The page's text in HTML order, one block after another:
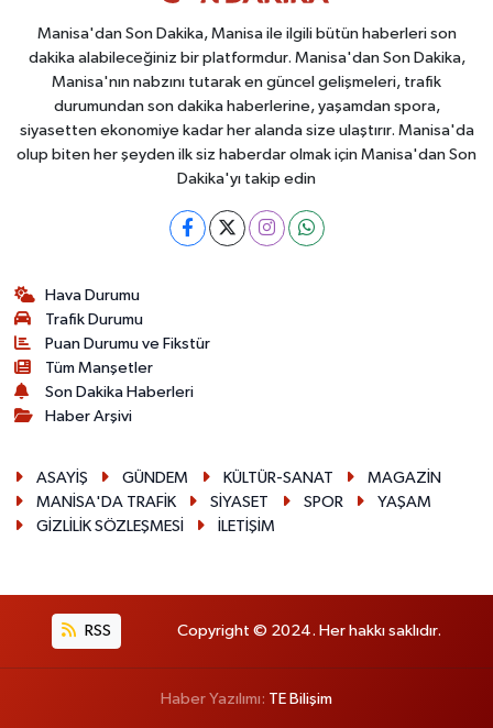
Manisa'dan Son Dakika, Manisa ile ilgili bütün haberleri son
dakika alabileceğiniz bir platformdur. Manisa'dan Son Dakika,
Manisa'nın nabzını tutarak en güncel gelişmeleri, trafik
durumundan son dakika haberlerine, yaşamdan spora,
siyasetten ekonomiye kadar her alanda size ulaştırır. Manisa'da
olup biten her şeyden ilk siz haberdar olmak için Manisa'dan Son
Dakika'yı takip edin
Hava Durumu
Trafik Durumu
Puan Durumu ve Fikstür
Tüm Manşetler
Son Dakika Haberleri
Haber Arşivi
ASAYİŞ GÜNDEM KÜLTÜR-SANAT
MAGAZİN
MANİSA'DA TRAFİK
SİYASET SPOR
YAŞAM
GİZLİLİK SÖZLEŞMESİ
İLETİŞİM
RSS Copyright © 2024. Her hakkı saklıdır.
Haber Yazılımı: TE Bilişim